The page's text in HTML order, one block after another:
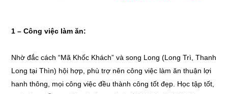
1 – Công việc làm ăn:
Nhờ đắc cách “Mã Khốc Khách” và song Long (Long Trì, Thanh
Long tại Thìn) hội hợp, phù trợ nên công việc làm ăn thuận lợi
hanh thông, mọi công việc đều thành công tốt đẹp. Học tập tốt,